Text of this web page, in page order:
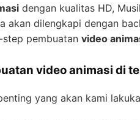
dengan kualitas HD,
akan dilengkapi dengan
step pembuatan video
video animasi di
yang akan kami